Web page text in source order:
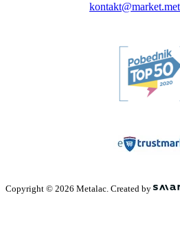
Copyright © 2026 Metalac. Created by